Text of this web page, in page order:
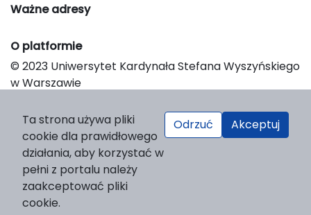
Ważne adresy
O platformie
© 2023 Uniwersytet Kardynała Stefana Wyszyńskiego
w Warszawie
Platform & Workflow by OJS/PKP
Ta strona używa pliki
cookie dla prawidłowego
działania, aby korzystać w
pełni z portalu należy
zaakceptować pliki
cookie.
Odrzuć Akceptuj